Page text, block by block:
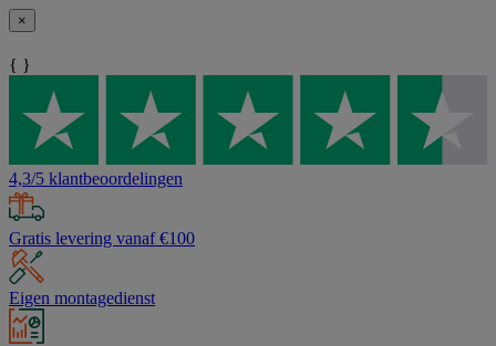
×
{ }
4,3/5 klantbeoordelingen
Gratis levering vanaf €100
Eigen montagedienst